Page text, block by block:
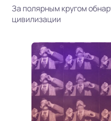
За полярным кругом
цивилизации